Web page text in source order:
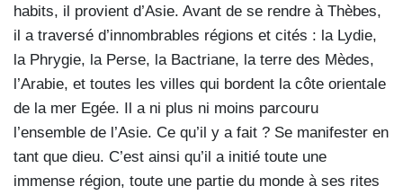
habits, il provient d’Asie. Avant de se rendre à Thèbes,
il a traversé d’innombrables régions et cités : la Lydie,
la Phrygie, la Perse, la Bactriane, la terre des Mèdes,
l’Arabie, et toutes les villes qui bordent la côte orientale
de la mer Egée. Il a ni plus ni moins parcouru
l’ensemble de l’Asie. Ce qu’il y a fait ? Se manifester en
tant que dieu. C’est ainsi qu’il a initié toute une
immense région, toute une partie du monde à ses rites